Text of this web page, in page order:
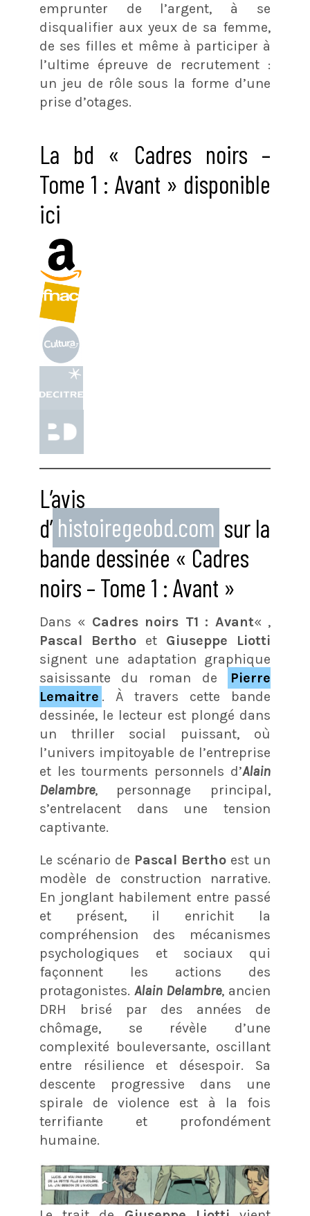
emprunter de l’argent, à se
disqualifier aux yeux de sa femme,
de ses filles et même à participer à
l’ultime épreuve de recrutement :
un jeu de rôle sous la forme d’une
prise d’otages.
La bd « Cadres noirs –
Tome 1 : Avant » disponible
ici
L’avis
d’ histoiregeobd.com sur la
bande dessinée « Cadres
noirs – Tome 1 : Avant »
Dans « Cadres noirs T1 : Avant« ,
Pascal Berthoet Giuseppe Liotti
signent une adaptation graphique
saisissante du roman de
Pierre
Lemaitre . À travers cette bande
dessinée, le lecteur est plongé dans
un thriller social puissant, où
l’univers impitoyable de l’entreprise
et les tourments personnels d’Alain
Delambre, personnage principal,
s’entrelacent dans une tension
captivante.
Le scénario de Pascal Bertho est un
modèle de construction narrative.
En jonglant habilement entre passé
et présent, il enrichit la
compréhension des mécanismes
psychologiques et sociaux qui
façonnent les actions des
protagonistes. Alain Delambre, ancien
DRH brisé par des années de
chômage, se révèle d’une
complexité bouleversante, oscillant
entre résilience et désespoir. Sa
descente progressive dans une
spirale de violence est à la fois
terrifiante et profondément
humaine.